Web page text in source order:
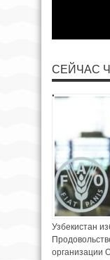
СЕЙЧАС
Узбекистан
организации